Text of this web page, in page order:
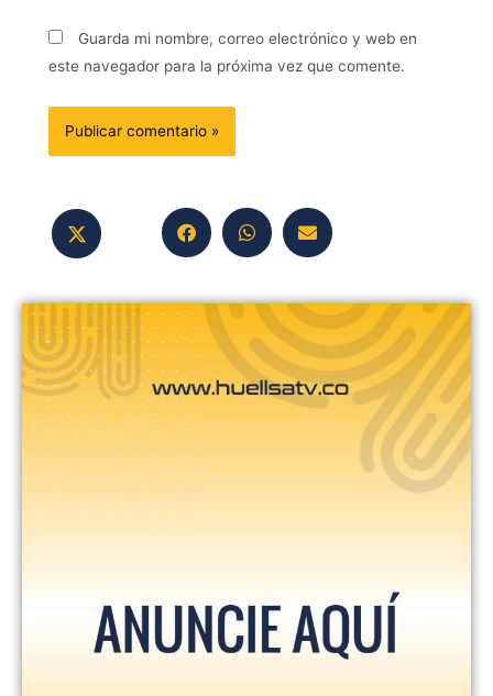
Guarda mi nombre, correo electrónico y web en
este navegador para la próxima vez que comente.